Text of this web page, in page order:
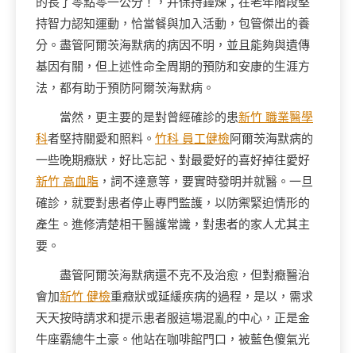
持智力認知運動，恰當餐與加入活動，包管傑出的養
分。盡管阿爾茨海默病的病因不明，並且能夠與遺傳
基因有關，但上述性命全周期的預防和安康的生涯方
法，都有助于預防阿爾茨海默病。
當然，更主要的是對曾經確診的患新竹 職業醫學
科者堅持關愛和照料。 竹科 員工健檢阿爾茨海默病的
一些晚期癥狀，好比忘記、對最愛好的喜好掉往愛好
新竹 高血脂 ，詞不達意等，要實時發明并就醫。一旦
確診，就要對患者停止專門監護，以防禦緊迫情形的
產生。進修清楚相干醫護常識，對患者的家人尤其主
要。
盡管阿爾茨海默病還不克不及治愈，但對癥醫治
會加新竹 健檢重癥狀或延緩疾病的過程，是以，需求
天天按時請求和提示患者服這場混亂的中心，正是金
牛座霸總牛土豪。他站在咖啡館門口，被藍色傻氣光